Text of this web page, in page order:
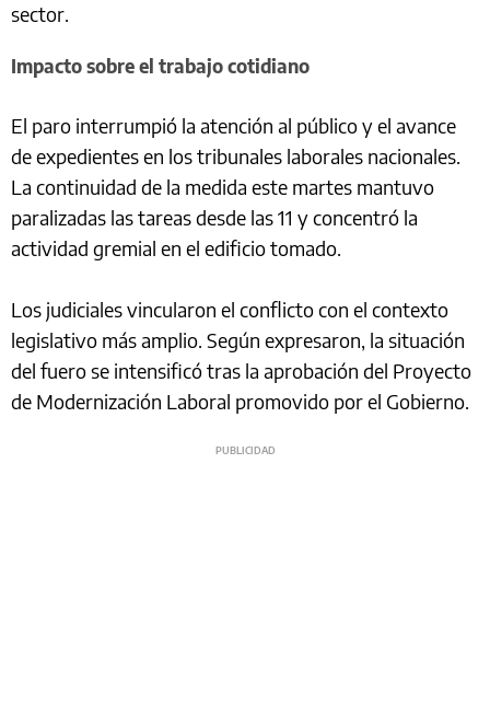
sector.
Impacto sobre el trabajo cotidiano
El paro interrumpió la atención al público y el avance
de expedientes en los tribunales laborales nacionales.
La continuidad de la medida este martes mantuvo
paralizadas las tareas desde las 11 y concentró la
actividad gremial en el edificio tomado.
Los judiciales vincularon el conflicto con el contexto
legislativo más amplio. Según expresaron, la situación
del fuero se intensificó tras la aprobación del Proyecto
de Modernización Laboral promovido por el Gobierno.